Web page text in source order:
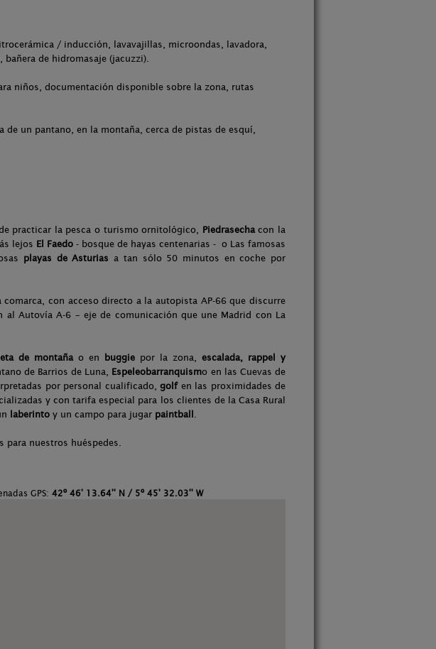
/ inducción, lavavajillas, microondas, lavadora,
de hidromasaje (jacuzzi).
niños, documentación disponible sobre la zona, rutas
un pantano, en la montaña, cerca de pistas de esquí,
practicar la pesca o turismo ornitológico, Piedrasechacon la
lejos El Faedo - bosque de hayas centenarias - o Las famosas
playas de Asturias a tan sólo 50 minutos en coche por
con acceso directo a la autopista AP-66 que discurre
Autovía A-6 – eje de comunicación que une Madrid con La
de montañao en buggie por la zona,escalada, rappel y
de Barrios de Luna, Espeleobarranquismo en las Cuevas de
por personal cualificado, golfen las proximidades de
y con tarifa especial para los clientes de la Casa Rural
laberinto y un campo para jugar paintball .
para nuestros huéspedes.
GPS: 42º 46' 13.64'' N / 5º 45' 32.03'' W